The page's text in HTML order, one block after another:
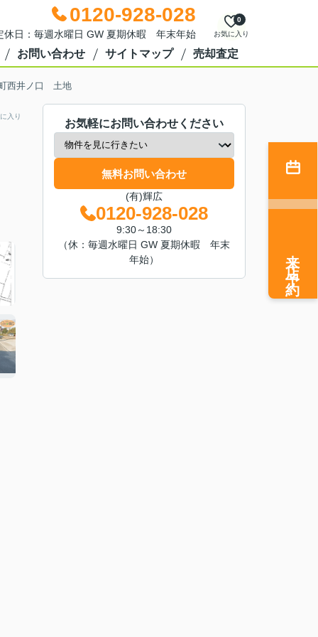
0120-928-028
日：毎週水曜日 GW 夏期休暇 年末年始 お気に入り
0
お問い合わせ サイトマップ 売却査定
西井ノ口 土地
入り
お気軽にお問い合わせください
無料お問い合わせ
(有)輝広
0120-928-028
9:30～18:30
（休：毎週水曜日 GW 夏期休暇 年末
年始）
来店予約